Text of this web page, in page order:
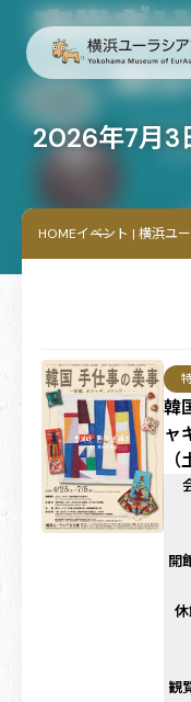
2026年7月3
HOMEイベント | 横浜ユ
韓
ャ
開
観